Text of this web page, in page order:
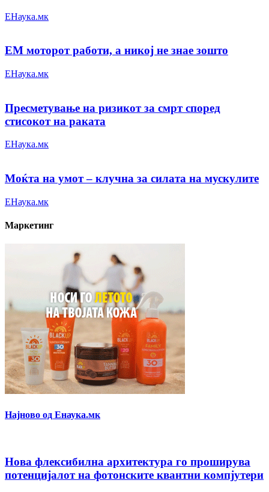
ЕНаука.мк
ЕМ моторот работи, а никој не знае зошто
ЕНаука.мк
Пресметување на ризикот за смрт според
стисокот на раката
ЕНаука.мк
Моќта на умот – клучна за силата на мускулите
ЕНаука.мк
Маркетинг
Најново од Енаука.мк
Нова флексибилна архитектура го проширува
потенцијалот на фотонските квантни компјутери